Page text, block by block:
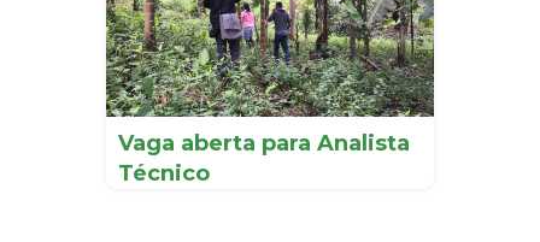
Vaga aberta para Analista
Técnico